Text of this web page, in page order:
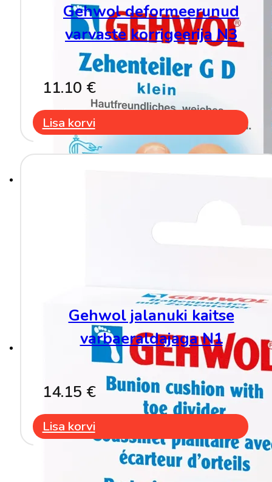
Gehwol deformeerunud
varvaste korrigeerija N3
11.10 €
Lisa korvi
Gehwol jalanuki kaitse
varbaeraldajaga N1
14.15 €
Lisa korvi